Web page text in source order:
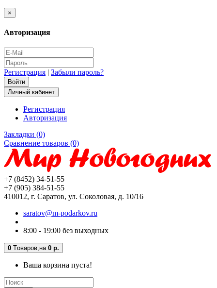
×
Авторизация
Регистрация | Забыли пароль?
Личный кабинет
Регистрация
Авторизация
Закладки (0)
Сравнение товаров (0)
+7 (8452) 34-51-55
+7 (905) 384-51-55
410012, г. Саратов, ул. Соколовая, д. 10/16
saratov@m-podarkov.ru
8:00 - 19:00 без выходных
0 Tоваров, на 0 р.
Ваша корзина пуста!